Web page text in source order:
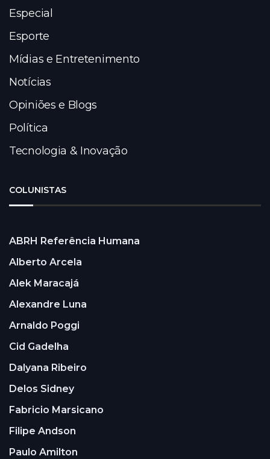
Especial
Esporte
Mídias e Entretenimento
Notícias
Opiniões e Blogs
Política
Tecnologia & Inovação
COLUNISTAS
ABRH Referência Humana
Alberto Arcela
Alek Maracajá
Alexandre Luna
Arnaldo Poggi
Cid Gadelha
Dalyana Ribeiro
Delos Sidney
Fabricio Marsicano
Filipe Andson
Paulo Amilton